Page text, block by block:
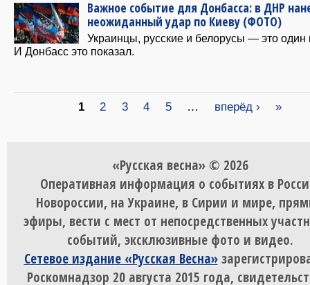
Важное событие для Донбасса: в ДНР
неожиданный удар по Киеву (ФОТО)
Украинцы, русские и белорусы — это один
И Донбасс это показал.
1 2 3 4 5 … вперёд › »
«Русская весна» © 2026
Оперативная информация о событиях в
Новороссии, на Украине, в Сирии и мире,
эфиры, вести с мест от непосредственных
событий, эксклюзивные фото и видео.
Сетевое издание «Русская Весна»
Роскомнадзор 20 августа 2015 года,